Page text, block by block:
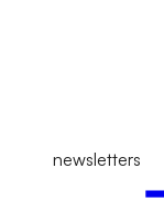
newsletters